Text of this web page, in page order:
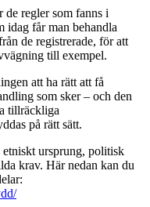
regler som fanns i
idag får man behandla
de registrerade, för att
till exempel.
att ha rätt att få
som sker – och den
tillräckliga
på rätt sätt.
ursprung, politisk
krav. Här nedan kan du